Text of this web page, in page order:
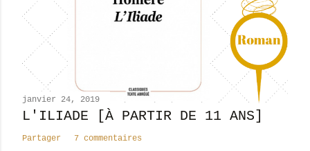
c
m
n
t
i
janvier 24, 2019
L'ILIADE [À PARTIR DE 11 ANS]
Partager 7 commentaires